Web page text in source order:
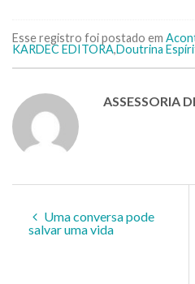
Esse registro foi postado em
KARDEC EDITORA,Doutrina
ASSESSORIA
Uma conversa pode
salvar uma vida